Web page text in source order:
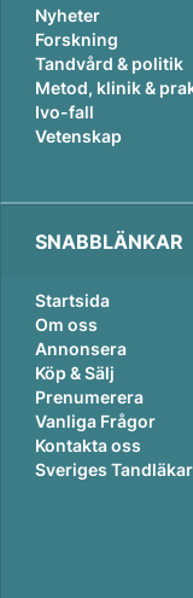
Nyheter
Forskning
Tandvård & politik
Metod, klinik &
Ivo-fall
Vetenskap
SNABBLÄNKAR
Startsida
Om oss
Annonsera
Köp & Sälj
Prenumerera
Vanliga Frågor
Kontakta oss
Sveriges